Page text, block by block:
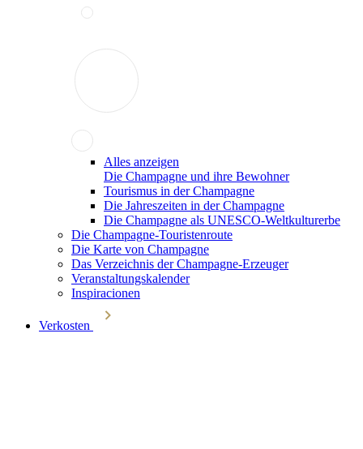
Alles anzeigen
Die Champagne und ihre Bewohner
Tourismus in der Champagne
Die Jahreszeiten in der Champagne
Die Champagne als UNESCO-Weltkulturerbe
Die Champagne-Touristenroute
Die Karte von Champagne
Das Verzeichnis der Champagne-Erzeuger
Veranstaltungskalender
Inspiracionen
Verkosten